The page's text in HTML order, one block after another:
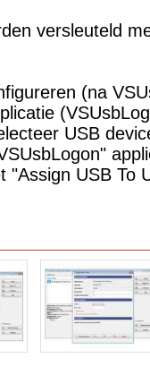
versleuteld
(na
USB
"Assign USB To